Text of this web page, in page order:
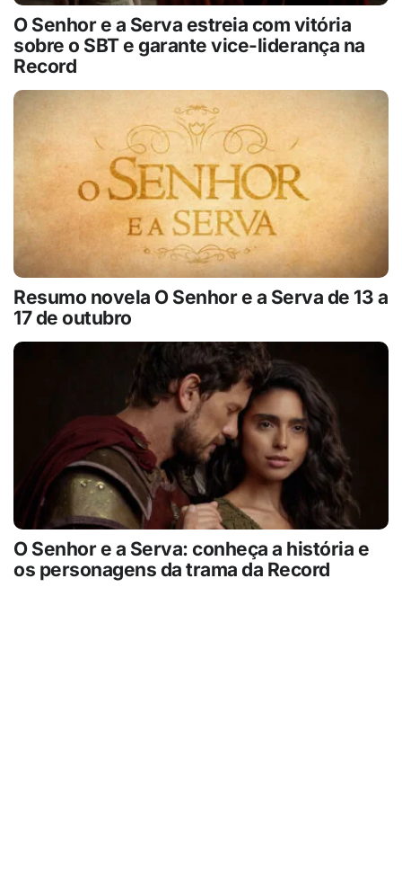
O Senhor e a Serva estreia com vitória
sobre o SBT e garante vice-liderança na
Record
Resumo novela O Senhor e a Serva de 13 a
17 de outubro
O Senhor e a Serva: conheça a história e
os personagens da trama da Record